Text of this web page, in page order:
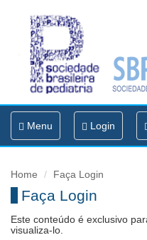
Toggle
navigation
Menu Login
Home Faça Login
Faça Login
Este conteúdo é exclusivo
visualiza-lo.